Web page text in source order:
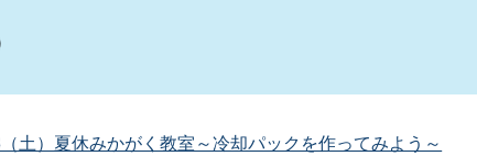
（土）夏休みかがく教室～冷却パックを作ってみよう～